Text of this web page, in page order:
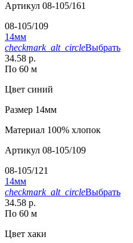
Артикул 08-105/161
08-105/109
14мм
checkmark_alt_circleВыбрать
34.58 р.
По 60 м
Цвет синий
Размер 14мм
Материал 100% хлопок
Артикул 08-105/109
08-105/121
14мм
checkmark_alt_circleВыбрать
34.58 р.
По 60 м
Цвет хаки